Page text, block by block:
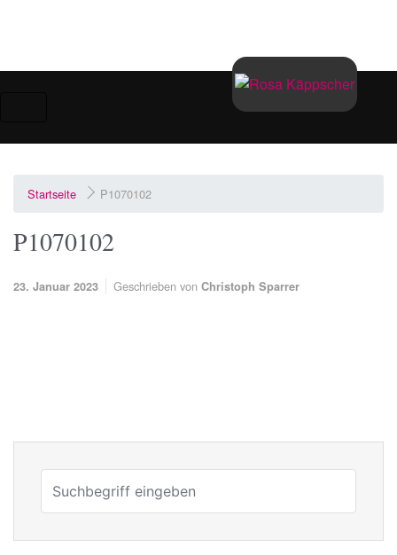
Startseite P1070102
P1070102
23. Januar 2023 Geschrieben von Christoph Sparrer